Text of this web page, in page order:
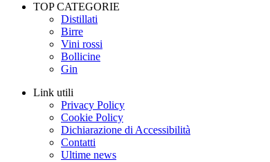
TOP CATEGORIE
Distillati
Birre
Vini rossi
Bollicine
Gin
Link utili
Privacy Policy
Cookie Policy
Dichiarazione di Accessibilità
Contatti
Ultime news